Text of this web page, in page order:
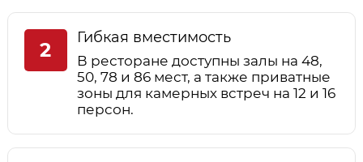
2
Гибкая вместимость
В ресторане доступны залы на 48,
50, 78 и 86 мест, а также приватные
зоны для камерных встреч на 12 и 16
персон.